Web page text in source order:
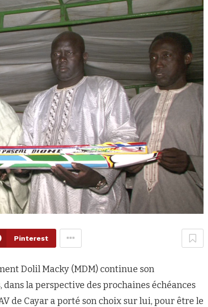
Pinterest
Dolil Macky (MDM) continue son
la perspective des prochaines échéances
de Cayar a porté son choix sur lui, pour être le